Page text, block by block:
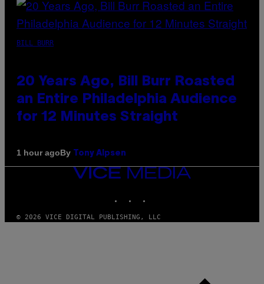
BILL BURR
20 Years Ago, Bill Burr Roasted
an Entire Philadelphia Audience
for 12 Minutes Straight
1 hour agoBy Tony Alpsen
VICE
MEDIA
© 2026 VICE DIGITAL PUBLISHING, LLC